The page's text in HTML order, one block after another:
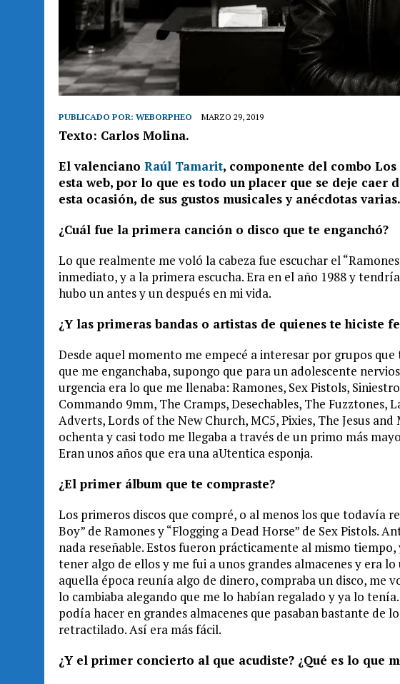
PUBLICADO POR: WEBORPHEO MARZO 29, 2019
Texto: Carlos Molina.
El valenciano Raúl Tamarit, componente del combo
esta web, por lo que es todo un placer que se deje caer
esta ocasión, de sus gustos musicales y anécdotas
¿Cuál fue la primera canción o disco que te enganchó?
Lo que realmente me voló la cabeza fue escuchar el
inmediato, y a la primera escucha. Era en el año 1988 y
hubo un antes y un después en mi vida.
¿Y las primeras bandas o artistas de quienes te hiciste
Desde aquel momento me empecé a interesar por grupos
que me enganchaba, supongo que para un adolescente
urgencia era lo que me llenaba: Ramones, Sex Pistols,
Commando 9mm, The Cramps, Desechables, The Fuzztones,
Adverts, Lords of the New Church, MC5, Pixies, The Jesus
ochenta y casi todo me llegaba a través de un primo más
Eran unos años que era una aUtentica esponja.
¿El primer álbum que te compraste?
Los primeros discos que compré, o al menos los que todavía
Boy” de Ramones y “Flogging a Dead Horse” de Sex Pistols.
nada reseñable. Estos fueron prácticamente al mismo
tener algo de ellos y me fui a unos grandes almacenes y era
aquella época reunía algo de dinero, compraba un disco, me
lo cambiaba alegando que me lo habían regalado y ya lo
podía hacer en grandes almacenes que pasaban bastante de
retractilado. Así era más fácil.
¿Y el primer concierto al que acudiste? ¿Qué es lo que